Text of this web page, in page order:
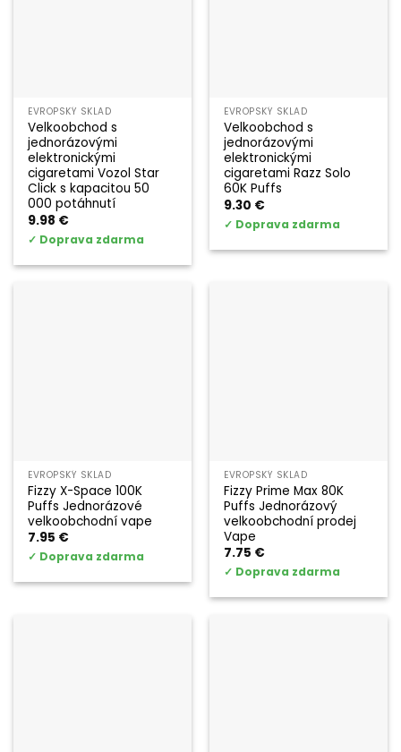
EVROPSKÝ SKLAD
Velkoobchod s
jednorázovými
elektronickými
cigaretami Vozol Star
Click s kapacitou 50
000 potáhnutí
9.98 €
✓ Doprava zdarma
EVROPSKÝ SKLAD
Velkoobchod s
jednorázovými
elektronickými
cigaretami Razz Solo
60K Puffs
9.30 €
✓ Doprava zdarma
EVROPSKÝ SKLAD
Fizzy X-Space 100K
Puffs Jednorázové
velkoobchodní vape
7.95 €
✓ Doprava zdarma
EVROPSKÝ SKLAD
Fizzy Prime Max 80K
Puffs Jednorázový
velkoobchodní prodej
Vape
7.75 €
✓ Doprava zdarma